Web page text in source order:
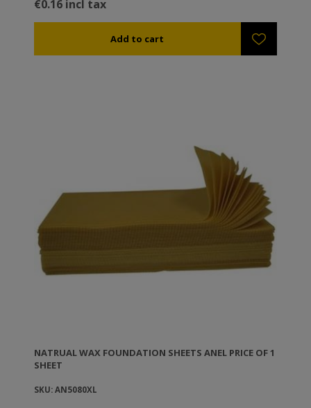
€0.16 incl tax
NATRUAL WAX FOUNDATION SHEETS ANEL PRICE OF 1
SHEET
SKU: AN5080XL